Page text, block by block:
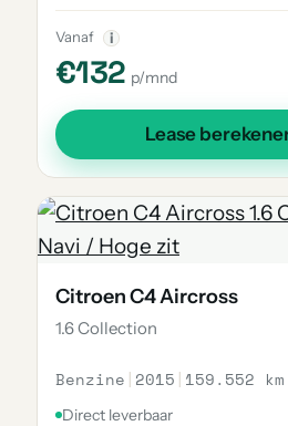
Vanaf i
€132 p/mnd
Lease
Citroen C4 Aircross
1.6 Collection
Benzine | 2015 | 159.552 km
Direct leverbaar